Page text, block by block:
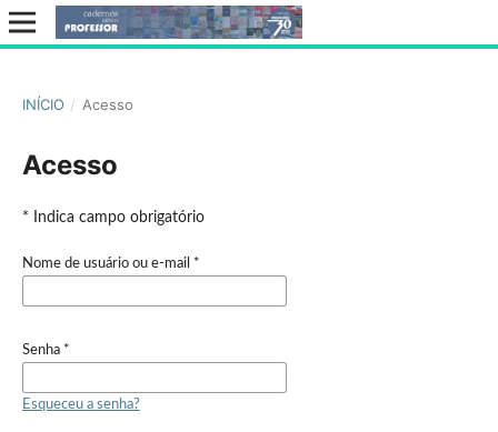
INÍCIO / Acesso
Acesso
* Indica campo obrigatório
Nome de usuário ou e-mail *
Senha *
Esqueceu a senha?